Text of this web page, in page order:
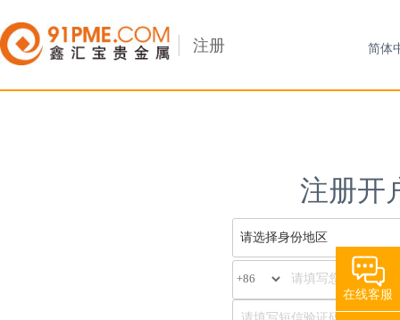
注册
在线客服
注册开
请选择身份地区